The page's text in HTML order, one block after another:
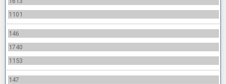
1101
146
1740
1153
147